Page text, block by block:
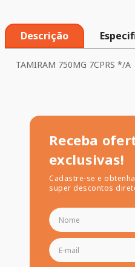
Descrição
TAMIRAM 750MG 7CPRS */A
Receba
exclusivas!
Cadastre-se e
super descontos